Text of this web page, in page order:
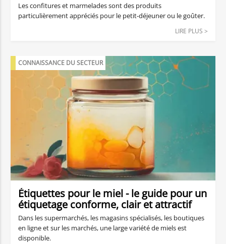
Les confitures et marmelades sont des produits
particulièrement appréciés pour le petit-déjeuner ou le goûter.
passionné de confiture maison, l'étiquette de vos pots de
LIRE PLUS >
CONNAISSANCE DU SECTEUR
Étiquettes pour le miel - le guide pour un
étiquetage conforme, clair et attractif
Dans les supermarchés, les magasins spécialisés, les boutiques
en ligne et sur les marchés, une large variété de miels est
disponible.